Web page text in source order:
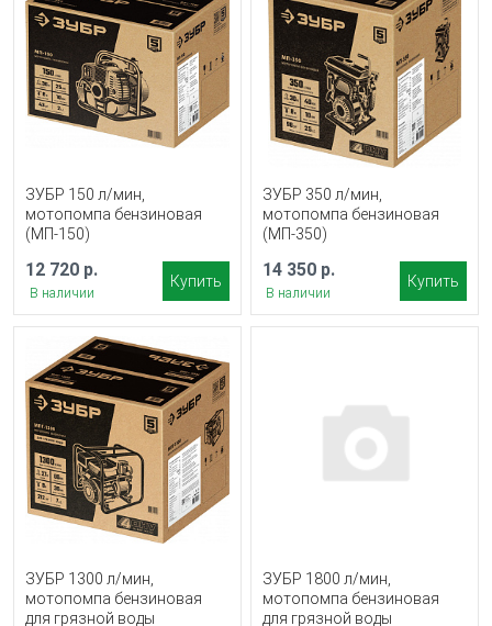
ЗУБР 150 л/мин,
мотопомпа бензиновая
(МП-150)
12 720 р.
В наличии
Купить
ЗУБР 350 л/мин,
мотопомпа бензиновая
(МП-350)
14 350 р.
В наличии
Купить
ЗУБР 1300 л/мин,
мотопомпа бензиновая
для грязной воды
ЗУБР 1800 л/мин,
мотопомпа бензиновая
для грязной воды